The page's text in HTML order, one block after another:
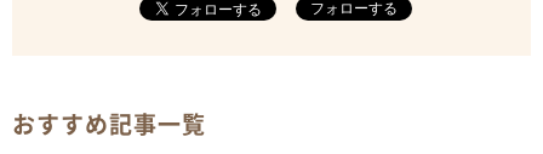
フォローする
おすすめ記事一覧